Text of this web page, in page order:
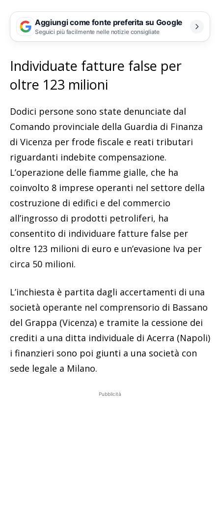
Aggiungi come fonte preferita su Google
Seguici più facilmente nelle notizie consigliate
Individuate fatture false per
oltre 123 milioni
Dodici persone sono state denunciate dal
Comando provinciale della Guardia di Finanza
di Vicenza per frode fiscale e reati tributari
riguardanti indebite compensazione.
L’operazione delle fiamme gialle, che ha
coinvolto 8 imprese operanti nel settore della
costruzione di edifici e del commercio
all’ingrosso di prodotti petroliferi, ha
consentito di individuare fatture false per
oltre 123 milioni di euro e un’evasione Iva per
circa 50 milioni.
L’inchiesta è partita dagli accertamenti di una
società operante nel comprensorio di Bassano
del Grappa (Vicenza) e tramite la cessione dei
crediti a una ditta individuale di Acerra (Napoli)
i finanzieri sono poi giunti a una società con
sede legale a Milano.
Pubblicità